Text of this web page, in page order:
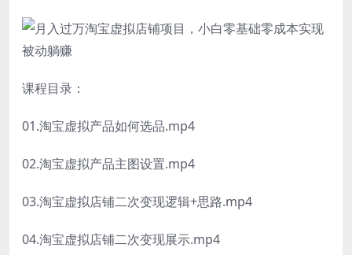
课程目录：
01.淘宝虚拟产品如何选品.mp4
02.淘宝虚拟产品主图设置.mp4
03.淘宝虚拟店铺二次变现逻辑+思路.mp4
04.淘宝虚拟店铺二次变现展示.mp4